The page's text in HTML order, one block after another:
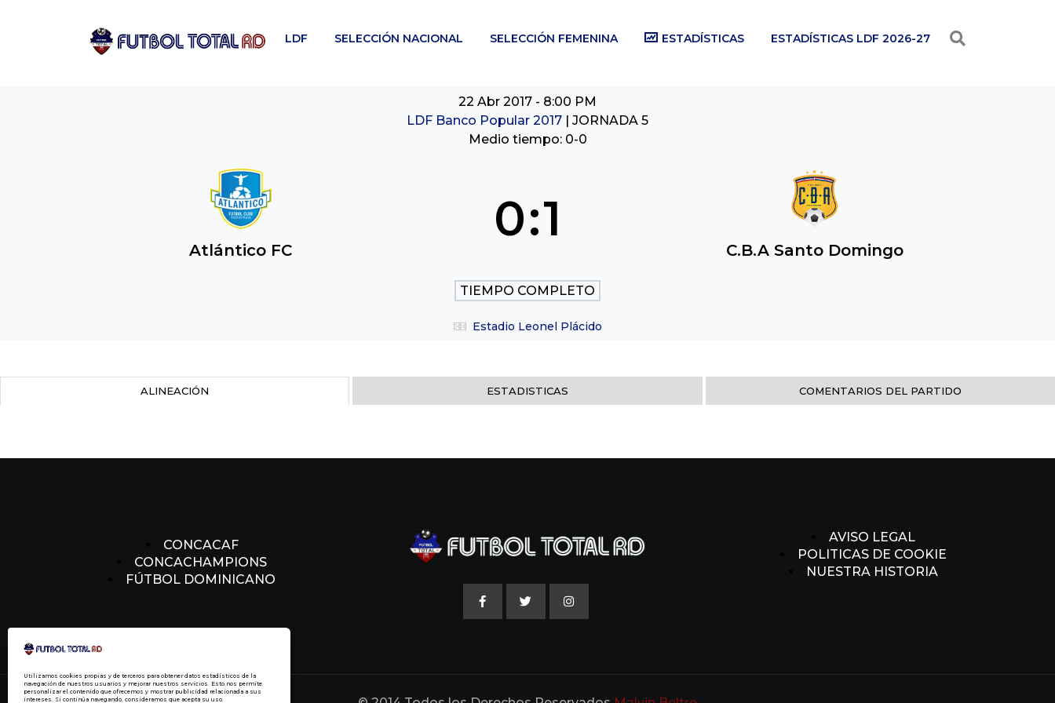
Utilizamos cookies propias y de terceros para obtener datos estadísticos de la
navegación de nuestros usuarios y mejorar nuestros servicios. Esto nos permite
personalizar el contenido que ofrecemos y mostrar publicidad relacionada a sus
intereses. Si continúa navegando, consideramos que acepta su uso.
LDF SELECCIÓN NACIONAL SELECCIÓN FEMENINA ESTADÍSTICAS ESTADÍSTICAS LDF 2026-27
22 Abr 2017 - 8:00 PM
LDF Banco Popular 2017 | JORNADA 5
Medio tiempo: 0-0
Atlántico FC
0:1
C.B.A Santo Domingo
TIEMPO COMPLETO
Estadio Leonel Plácido
ALINEACIÓN ESTADISTICAS COMENTARIOS DEL PARTIDO
CONCACAF
CONCACHAMPIONS
FÚTBOL DOMINICANO
AVISO LEGAL
POLITICAS DE COOKIE
NUESTRA HISTORIA